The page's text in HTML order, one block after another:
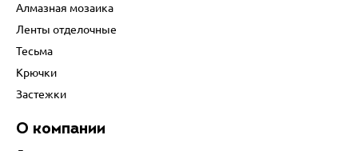
Алмазная мозаика
Ленты отделочные
Тесьма
Крючки
Застежки
О компании